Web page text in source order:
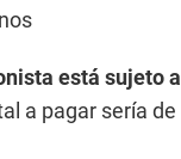
está sujeto
a pagar sería